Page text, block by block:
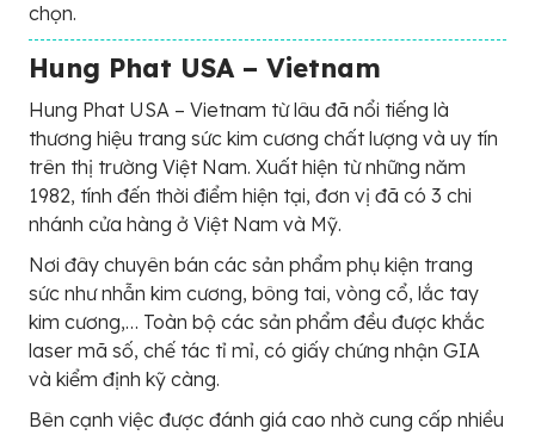
chọn.
Hung Phat USA – Vietnam
Hung Phat USA – Vietnam từ lâu đã nổi tiếng là
thương hiệu trang sức kim cương chất lượng và uy tín
trên thị trường Việt Nam. Xuất hiện từ những năm
1982, tính đến thời điểm hiện tại, đơn vị đã có 3 chi
nhánh cửa hàng ở Việt Nam và Mỹ.
Nơi đây chuyên bán các sản phẩm phụ kiện trang
sức như nhẫn kim cương, bông tai, vòng cổ, lắc tay
kim cương,… Toàn bộ các sản phẩm đều được khắc
laser mã số, chế tác tỉ mỉ, có giấy chứng nhận GIA
và kiểm định kỹ càng.
Bên cạnh việc được đánh giá cao nhờ cung cấp nhiều